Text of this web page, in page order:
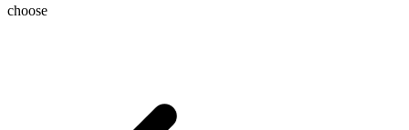
choose